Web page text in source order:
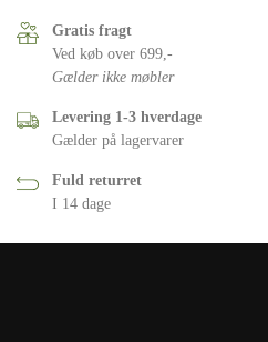
Gratis fragt
Ved køb over 699,-
Gælder ikke møbler
Levering 1-3 hverdage
Gælder på lagervarer
Fuld returret
I 14 dage